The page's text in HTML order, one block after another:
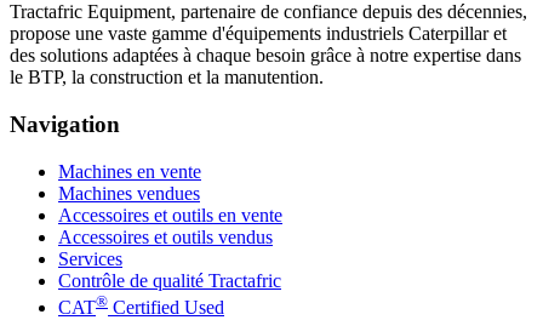
Tractafric Equipment, partenaire de confiance depuis des décennies,
propose une vaste gamme d'équipements industriels Caterpillar et
des solutions adaptées à chaque besoin grâce à notre expertise dans
le BTP, la construction et la manutention.
Navigation
Machines en vente
Machines vendues
Accessoires et outils en vente
Accessoires et outils vendus
Services
Contrôle de qualité Tractafric
CAT® Certified Used